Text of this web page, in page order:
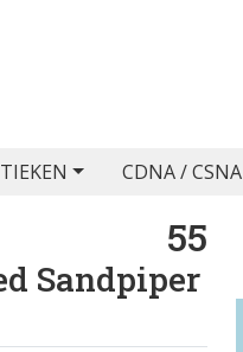
CDNA / CSNA
55
Sandpiper